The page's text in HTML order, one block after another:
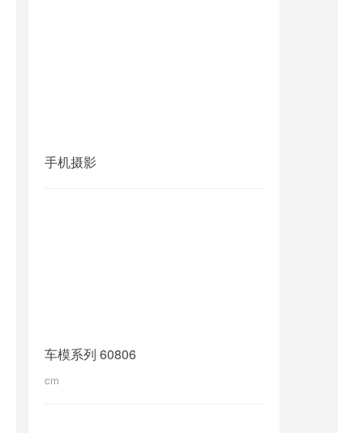
手机摄影
车模系列 60806
cm